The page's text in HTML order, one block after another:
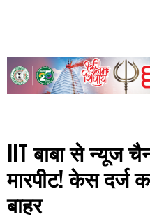
IIT बाबा से न्यूज
मारपीट! केस दर्ज
बाहर